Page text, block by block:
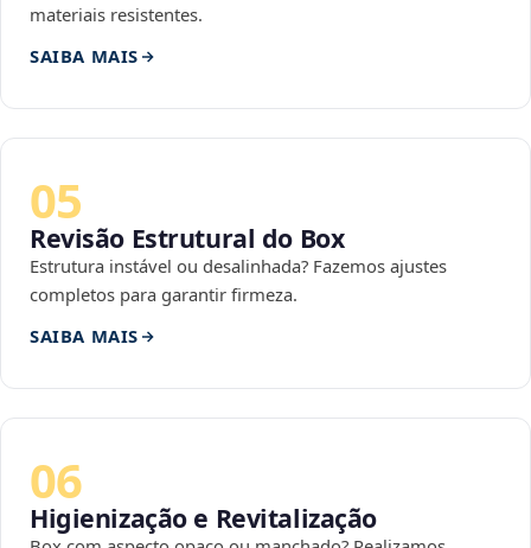
materiais resistentes.
SAIBA MAIS
05
Revisão Estrutural do Box
Estrutura instável ou desalinhada? Fazemos ajustes
completos para garantir firmeza.
SAIBA MAIS
06
Higienização e Revitalização